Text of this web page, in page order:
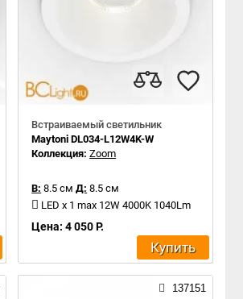
Встраиваемый светильник
Maytoni DL034-L12W4K-W
Коллекция:Zoom
В: 8.5 см Д: 8.5 см
LED x 1 max 12W 4000K 1040Lm
Цена: 4 050 Р.
Купить
137151